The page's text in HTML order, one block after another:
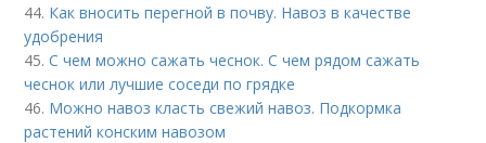
44. Как вносить перегной в почву. Навоз в качестве
удобрения
45.С чем можно сажать чеснок. С чем рядом сажать
чеснок или лучшие соседи по грядке
46. Можно навоз класть свежий навоз. Подкормка
растений конским навозом